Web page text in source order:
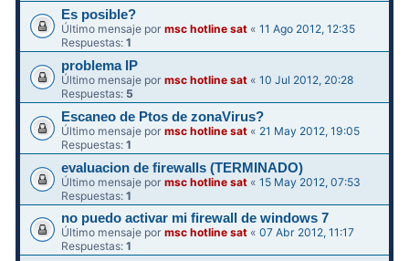
Es posible?
Último mensaje pormsc hotline sat «11 Ago 2012, 12:35
Respuestas:1
problema IP
Último mensaje pormsc hotline sat «10 Jul 2012, 20:28
Respuestas: 5
Escaneo de Ptos de zonaVirus?
Último mensaje pormsc hotline sat « 21 May 2012, 19:05
Respuestas:1
evaluacion de firewalls (TERMINADO)
Último mensaje pormsc hotline sat «15 May 2012, 07:53
Respuestas:1
no puedo activar mi firewall de windows 7
Último mensaje pormsc hotline sat «07 Abr 2012, 11:17
Respuestas:1